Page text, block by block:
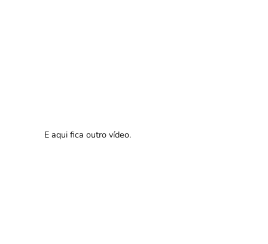
E aqui fica outro vídeo.